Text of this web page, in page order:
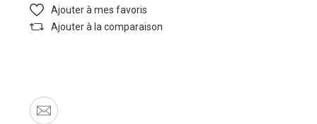
Ajouter à mes favoris
Ajouter à la comparaison